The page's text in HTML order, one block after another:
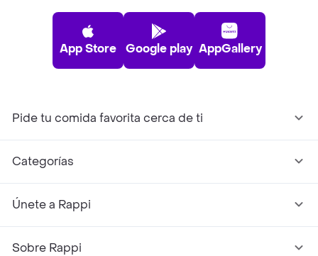
App Store Google play AppGallery
Pide tu comida favorita cerca de ti
Categorías
Únete a Rappi
Sobre Rappi